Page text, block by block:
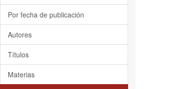
Por fecha de publicación
Autores
Títulos
Materias